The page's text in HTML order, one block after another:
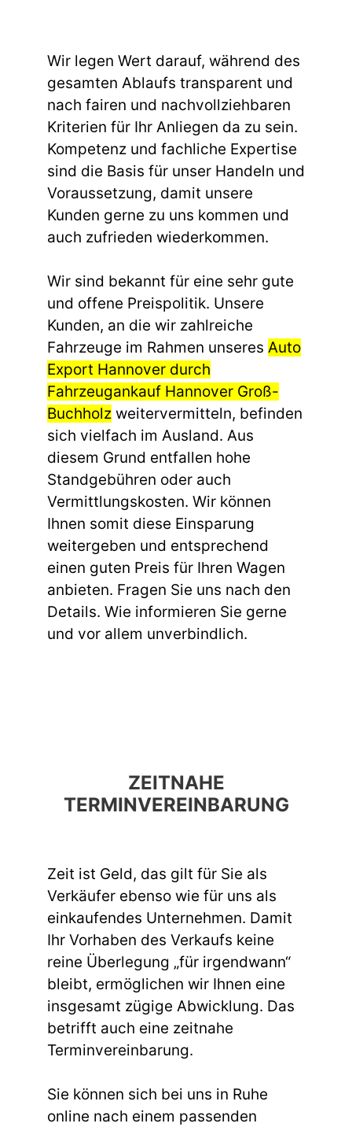
Wir legen Wert darauf, während des
gesamten Ablaufs transparent und
nach fairen und nachvollziehbaren
Kriterien für Ihr Anliegen da zu sein.
Kompetenz und fachliche Expertise
sind die Basis für unser Handeln und
Voraussetzung, damit unsere
Kunden gerne zu uns kommen und
auch zufrieden wiederkommen.
Wir sind bekannt für eine sehr gute
und offene Preispolitik. Unsere
Kunden, an die wir zahlreiche
Fahrzeuge im Rahmen unseres Auto
Export Hannover durch
Fahrzeugankauf Hannover Groß-
Buchholz weitervermitteln, befinden
sich vielfach im Ausland. Aus
diesem Grund entfallen hohe
Standgebühren oder auch
Vermittlungskosten. Wir können
Ihnen somit diese Einsparung
weitergeben und entsprechend
einen guten Preis für Ihren Wagen
anbieten. Fragen Sie uns nach den
Details. Wie informieren Sie gerne
und vor allem unverbindlich.
ZEITNAHE
TERMINVEREINBARUNG
Zeit ist Geld, das gilt für Sie als
Verkäufer ebenso wie für uns als
einkaufendes Unternehmen. Damit
Ihr Vorhaben des Verkaufs keine
reine Überlegung „für irgendwann“
bleibt, ermöglichen wir Ihnen eine
insgesamt zügige Abwicklung. Das
betrifft auch eine zeitnahe
Terminvereinbarung.
Sie können sich bei uns in Ruhe
online nach einem passenden